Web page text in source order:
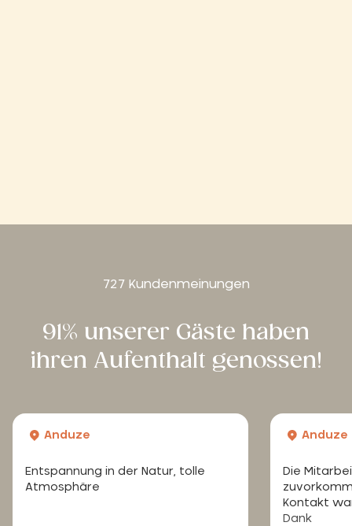
727 Kundenmeinungen
91% unserer Gäste haben
ihren Aufenthalt genossen!
Anduze
Entspannung in der Natur, tolle
Atmosphäre
Anduze
Die
Kontakt
Dank